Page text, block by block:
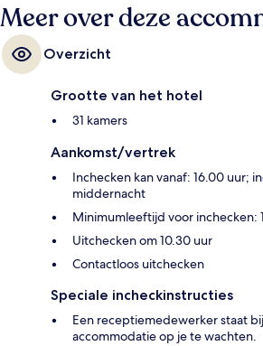
Meer over deze
Overzicht
Grootte van het hotel
31 kamers
Aankomst/vertrek
Inchecken kan vanaf: 16.00 uur;
middernacht
Minimumleeftijd voor inchecken:
Uitchecken om 10.30 uur
Contactloos uitchecken
Speciale incheckinstructies
Een receptiemedewerker staat
accommodatie op je te wachten.